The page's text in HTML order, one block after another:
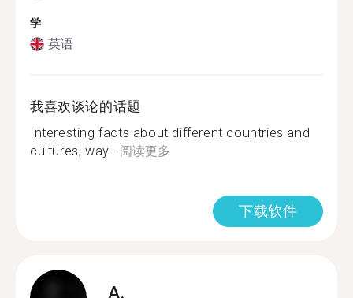
学
英语
我喜欢谈论的话题
Interesting facts about different countries and
cultures, way...阅读更多
下载软件
A.